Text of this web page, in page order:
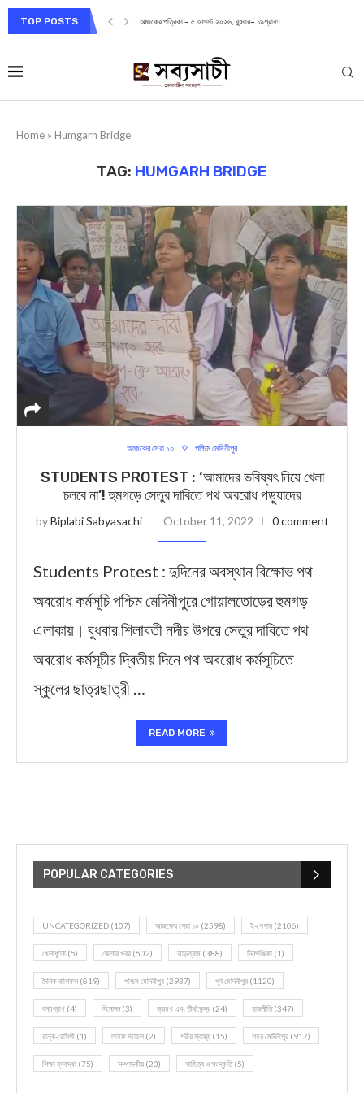
TOP POSTS আজকের পত্রিকা – ৫ আগস্ট ২০২৬, বুধবার– ১৯শ্রাবণ...
Home » Humgarh Bridge
TAG: HUMGARH BRIDGE
আজকের সেরা ১০ পশ্চিম মেদিনীপুর
STUDENTS PROTEST : ‘আমাদের ভবিষ্যৎ নিয়ে খেলা
চলবে না’! হুমগড়ে সেতুর দাবিতে পথ অবরোধ পড়ুয়াদের
byBiplabi Sabyasachi October 11, 2022 0 comment
Students Protest : দুদিনের অবস্থান বিক্ষোভ পথ
অবরোধ কর্মসূচি পশ্চিম মেদিনীপুরে গোয়ালতোড়ের হুমগড়
এলাকায়। বুধবার শিলাবতী নদীর উপরে সেতুর দাবিতে পথ
অবরোধ কর্মসূচীর দ্বিতীয় দিনে পথ অবরোধ কর্মসূচিতে
স্কুলের ছাত্রছাত্রী …
READ MORE
POPULAR CATEGORIES
UNCATEGORIZED (107) আজকের সেরা ১০ (2598) ই-পেপার (2106)
খেলাধূলো (5) জেলার খবর (602) ঝাড়গ্রাম (388) দিনপঞ্জিকা (1)
দৈনিক রাশিফল (819) পশ্চিম মেদিনীপুর (2937) পূর্ব মেদিনীপুর (1120)
বন্যপ্রাণ (4) বিনোদন(3) ভ্রমণ এবং তীর্থকেন্দ্র (24) রাজনীতি(347)
রান্না-রেসিপী (1) লাইফ স্টাইল (2) শরীর স্বাস্থ্য (15) শহর মেদিনীপুর (917)
শিক্ষা ব্যবস্থা (75) সম্পাদকীয় (20) সাহিত্য ও সংস্কৃতি(5)